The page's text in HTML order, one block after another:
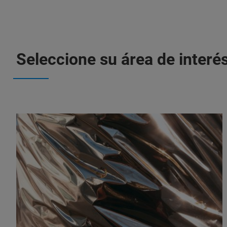
Seleccione su área de